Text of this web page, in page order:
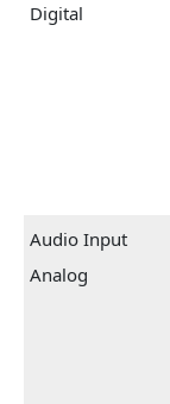
Digital
Audio Input
Analog